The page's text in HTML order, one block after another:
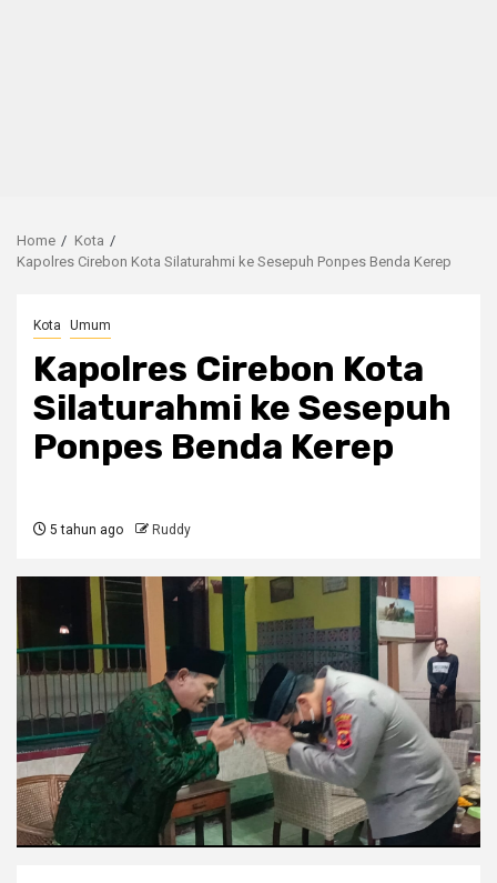
Home
Kota
Kapolres Cirebon Kota Silaturahmi ke Sesepuh Ponpes Benda Kerep
Kota Umum
Kapolres Cirebon Kota
Silaturahmi ke Sesepuh
Ponpes Benda Kerep
5 tahun ago Ruddy